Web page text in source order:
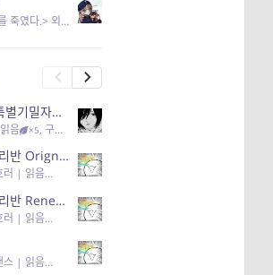
다.> 외 1개 작품
밀자료들
음 ×5, 구독 , 응원95, 리뷰3
+ True Ending
| 읽음 , 구독 , 응원6
Renewal
| 읽음 , 구독 , 응원82, 리뷰4
스| 읽음 , 공감11, 응원25